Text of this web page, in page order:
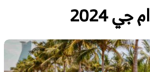
ام جي 2024